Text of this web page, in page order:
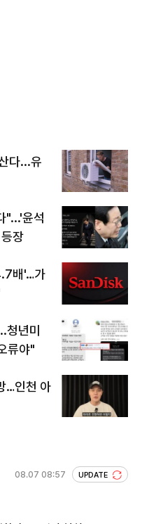
다...유
"...'윤석
장
배'…가
년미
류야"
…인천 아
08.07 08:57 UPDATE